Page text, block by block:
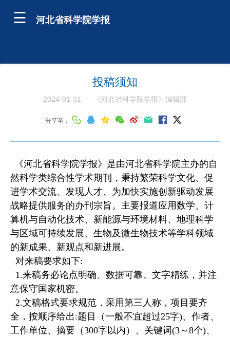
河北省科学院学报
投稿须知
2024-01-31 《河北省科学院学报》编辑部
分享至：
《河北省科学院学报》是由河北省科学院主办的自
然科学类综合性学术期刊，秉持繁荣科学文化、促
进学术交流、发现人才、为加快实施创新驱动发展
战略提供服务的办刊宗旨。主要报道应用数学、计
算机与自动化技术、新能源与环境材料、地理科学
与区域可持续发展、生物及微生物技术等学科领域
的新成果、新观点和新进展。
对来稿要求如下:
1.来稿务必论点明确、数据可靠、文字精练，并注
意保守国家机密。
2.文稿格式要求规范，采用第三人称，项目要齐
全，按顺序给出:题目（一般不宜超过25字)、作者、
工作单位、摘要（300字以内）、关键词(3～8个)、